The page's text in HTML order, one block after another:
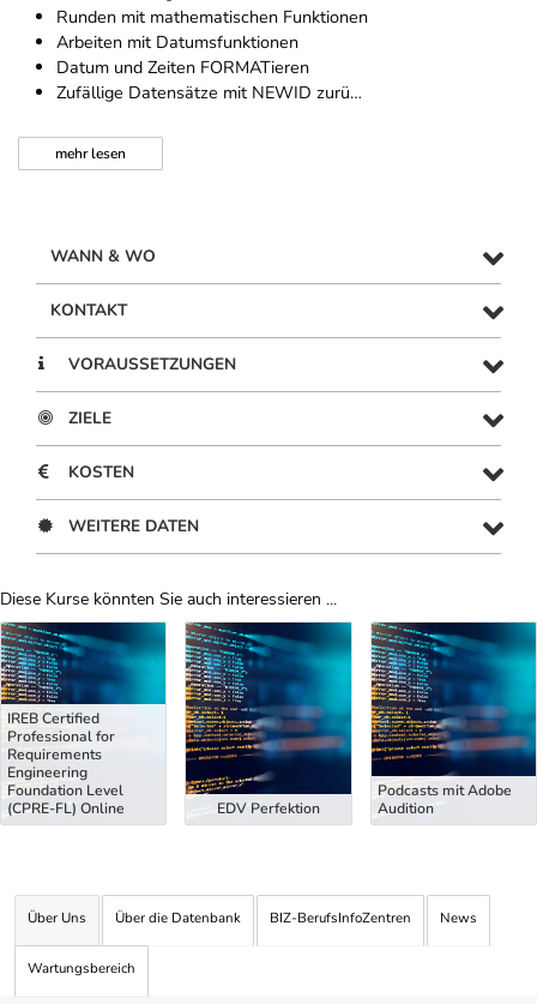
Runden mit mathematischen Funktionen
Arbeiten mit Datumsfunktionen
Datum und Zeiten FORMATieren
Zufällige Datensätze mit NEWID zurü…
mehrlesen
WANN & WO
KONTAKT
VORAUSSETZUNGEN
ZIELE
KOSTEN
WEITERE DATEN
Diese Kurse könnten Sie auch interessieren ...
Uber Weiterbildungsvorschläge
IREB Certified
Professional for
Requirements
Engineering
Foundation Level
(CPRE-FL) Online
EDV Perfektion
Podcasts mit Adobe
Audition
Über Uns Über die Datenbank BIZ-BerufsInfoZentren News
Wartungsbereich